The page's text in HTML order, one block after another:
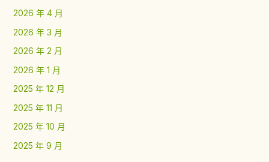
2026 年 4 月
2026 年 3 月
2026 年 2 月
2026 年 1 月
2025 年 12 月
2025 年 11 月
2025 年 10 月
2025 年 9 月